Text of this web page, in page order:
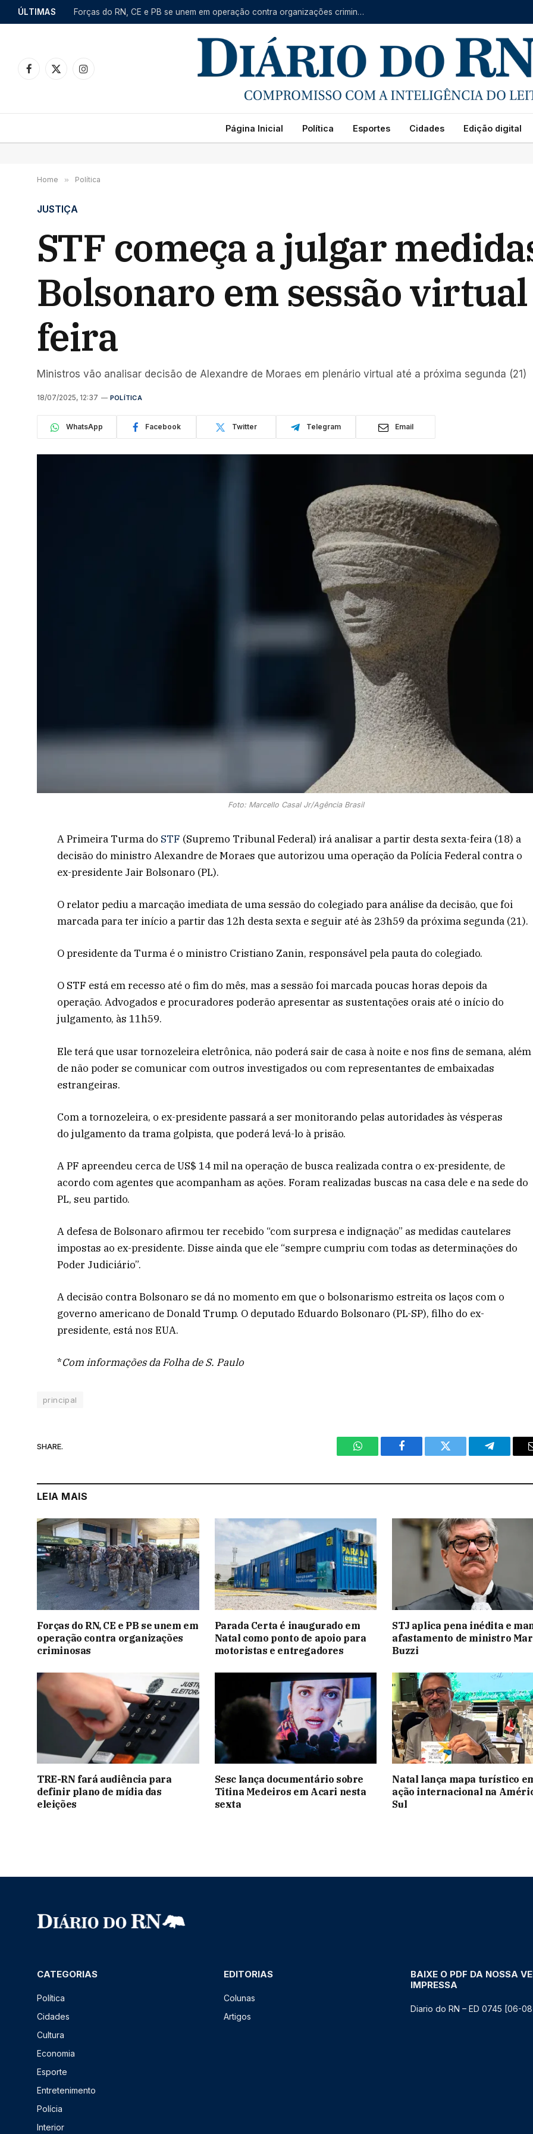
ÚLTIMAS Forças do RN, CE e PB se unem em operação contra organizações criminosas
Facebook
X
Instagram
Página Inicial Política Esportes Cidades Edição digital
Home » Política
JUSTIÇA
STF começa a julgar
Bolsonaro em sessão
feira
Ministros vão analisar decisão de Alexandre de Moraes em plenário virtual até a próxima segunda (21)
18/07/2025, 12:37 POLÍTICA
WhatsApp Facebook Twitter Telegram Email
Foto: Marcello Casal Jr/Agência Brasil
A Primeira Turma do STF (Supremo Tribunal Federal) irá analisar a partir desta sexta-feira (18) a
decisão do ministro Alexandre de Moraes que autorizou uma operação da Polícia Federal contra o
ex-presidente Jair Bolsonaro (PL).
O relator pediu a marcação imediata de uma sessão do colegiado para análise da decisão, que foi
marcada para ter início a partir das 12h desta sexta e seguir até às 23h59 da próxima segunda (21).
O presidente da Turma é o ministro Cristiano Zanin, responsável pela pauta do colegiado.
O STF está em recesso até o fim do mês, mas a sessão foi marcada poucas horas depois da
operação. Advogados e procuradores poderão apresentar as sustentações orais até o início do
julgamento, às 11h59.
Ele terá que usar tornozeleira eletrônica, não poderá sair de casa à noite e nos fins de semana, além
de não poder se comunicar com outros investigados ou com representantes de embaixadas
estrangeiras.
Com a tornozeleira, o ex-presidente passará a ser monitorando pelas autoridades às vésperas
do julgamento da trama golpista, que poderá levá-lo à prisão.
A PF apreendeu cerca de US$ 14 mil na operação de busca realizada contra o ex-presidente, de
acordo com agentes que acompanham as ações. Foram realizadas buscas na casa dele e na sede do
PL, seu partido.
A defesa de Bolsonaro afirmou ter recebido “com surpresa e indignação” as medidas cautelares
impostas ao ex-presidente. Disse ainda que ele “sempre cumpriu com todas as determinações do
Poder Judiciário”.
A decisão contra Bolsonaro se dá no momento em que o bolsonarismo estreita os laços com o
governo americano de Donald Trump. O deputado Eduardo Bolsonaro (PL-SP), filho do ex-
presidente, está nos EUA.
*Com informações da Folha de S. Paulo
principal
SHARE.
WhatsAppFacebook Twitter Telegram
LEIA MAIS
Forças do RN, CE e PB se unem em
operação contra organizações
criminosas
Parada Certa é inaugurado em
Natal como ponto de apoio para
motoristas e entregadores
STJ aplica pena inédita e
afastamento de ministro
Buzzi
TRE-RN fará audiência para
definir plano de mídia das
eleições
Sesc lança documentário sobre
Titina Medeiros em Acari nesta
sexta
Natal lança mapa turístico
ação internacional na
Sul
CATEGORIAS
Política
Cidades
Cultura
Economia
Esporte
Entretenimento
Polícia
Interior
EDITORIAS
Colunas
Artigos
BAIXE O PDF DA NOSSA
IMPRESSA
Diario do RN – ED 0745 [06-